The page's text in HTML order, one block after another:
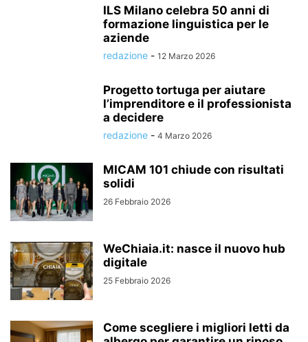
ILS Milano celebra 50 anni di
formazione linguistica per le
aziende
redazione - 12 Marzo 2026
Progetto tortuga per aiutare
l’imprenditore e il professionista
a decidere
redazione - 4 Marzo 2026
MICAM 101 chiude con risultati
solidi
26 Febbraio 2026
WeChiaia.it: nasce il nuovo hub
digitale
25 Febbraio 2026
Come scegliere i migliori letti da